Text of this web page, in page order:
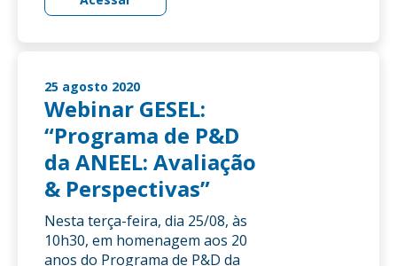
25 agosto 2020
Webinar GESEL:
“Programa de P&D
da ANEEL: Avaliação
& Perspectivas”
Nesta terça-feira, dia 25/08, às
10h30, em homenagem aos 20
anos do Programa de P&D da